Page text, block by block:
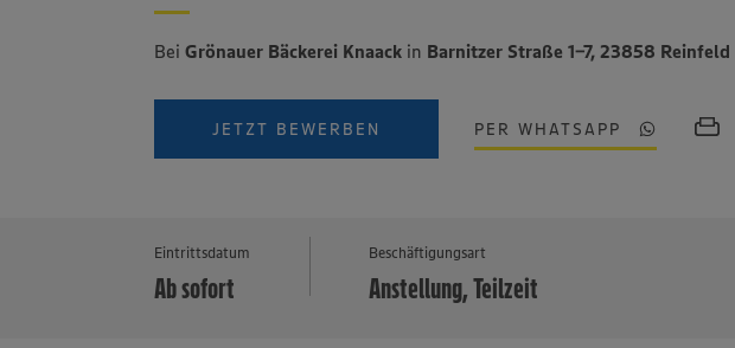
BeiGrönauer Bäckerei Knaack in Barnitzer Straße 1-7, 23858 Reinfeld
JETZT BEWERBEN PER WHATSAPP
Eintrittsdatum
Ab sofort
Beschäftigungsart
Anstellung, Teilzeit